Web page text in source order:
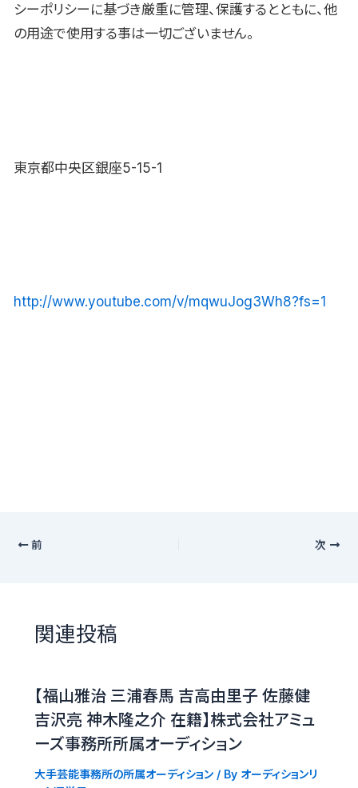
シーポリシーに基づき厳重に管理、保護するとともに、他
の用途で使用する事は一切ございません。
東京都中央区銀座5-15-1
http://www.youtube.com/v/mqwuJog3Wh8?fs=1
前 次
関連投稿
【福山雅治 三浦春馬 吉高由里子 佐藤健
吉沢亮 神木隆之介 在籍】株式会社アミュ
ーズ事務所所属オーディション
大手芸能事務所の所属オーディション/ By オーディションリ